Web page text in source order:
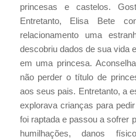
princesas e castelos.
Entretanto, Elisa Bete
relacionamento uma
descobriu dados de sua vida
em uma princesa.
não perder o título de
aos seus pais. Entretanto, a
explorava crianças para
foi raptada e passou a sofrer
humilhações, danos